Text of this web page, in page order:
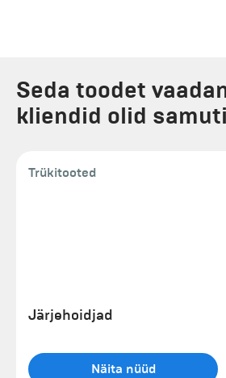
Seda toodet
kliendid olid
Trükitooted
Järjehoidjad
Näita nüüd